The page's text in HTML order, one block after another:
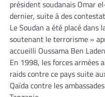
président soudanais Omar
dernier, suite à des
Le Soudan a été placé dans
soutenant le terrorisme »
accueilli Oussama Ben
En 1998, les forces armées
raids contre ce pays suite
Qaïda contre les